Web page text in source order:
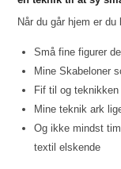
Når du går hjem er du
Små fine figurer
Mine Skabeloner
Fif til og
Mine teknik ark
Og ikke mindst
textil elskende